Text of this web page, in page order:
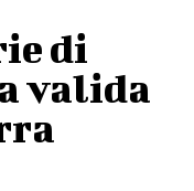
di
valida